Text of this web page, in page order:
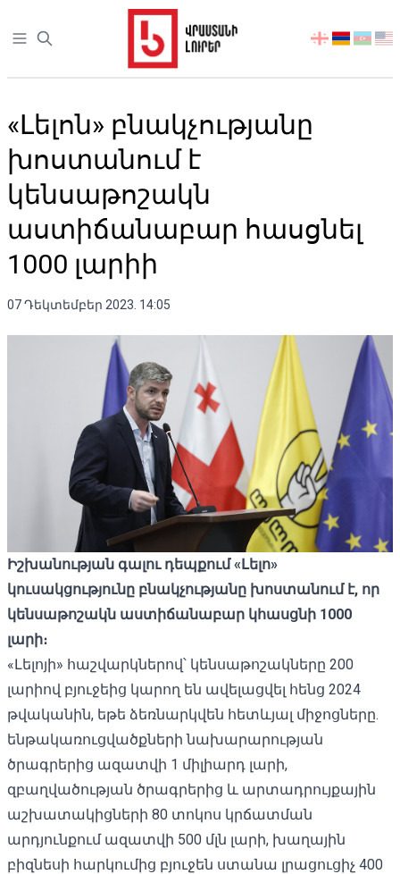
Open sidebar
აირჩიეთ
«Լելոն» բնակչությանը
խոստանում է
կենսաթոշակն
աստիճանաբար հասցնել
1000 լարիի
07 Դեկտեմբեր 2023. 14:05
Իշխանության գալու դեպքում «Լելո»
կուսակցությունը բնակչությանը խոստանում է, որ
կենսաթոշակն աստիճանաբար կհասցնի 1000
լարի։
«Լելոյի» հաշվարկներով՝ կենսաթոշակները 200
լարիով բյուջեից կարող են ավելացվել հենց 2024
թվականին, եթե ձեռնարկվեն հետևյալ միջոցները.
ենթակառուցվածքների նախարարության
ծրագրերից ազատվի 1 միլիարդ լարի,
զբաղվածության ծրագրերից և արտադրույքային
աշխատակիցների 80 տոկոս կրճատման
արդյունքում ազատվի 500 մլն լարի, խաղային
բիզնեսի հարկումից բյուջեն ստանա լրացուցիչ 400